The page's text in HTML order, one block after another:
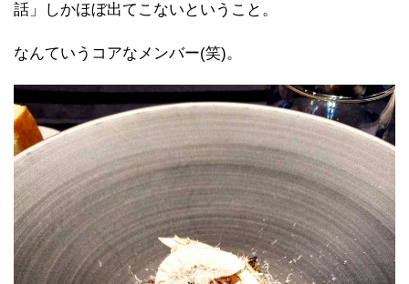
話」しかほぼ出てこないということ。
なんていうコアなメンバー(笑)。